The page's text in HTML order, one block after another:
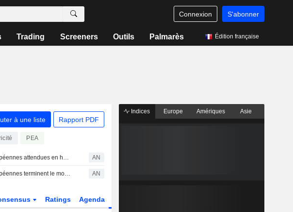
Connexion S'abonner
Trading Screeners Outils Palmarès Édition française
à une liste Rapport PDF
PEA
Les bourses européennes attendues en hausse pour la première séance d'août AN
Les bourses européennes terminent le mois de juillet en hausse ; Amplifon porte le MIB AN
Ratings Agenda
Indices Europe Amériques Asie